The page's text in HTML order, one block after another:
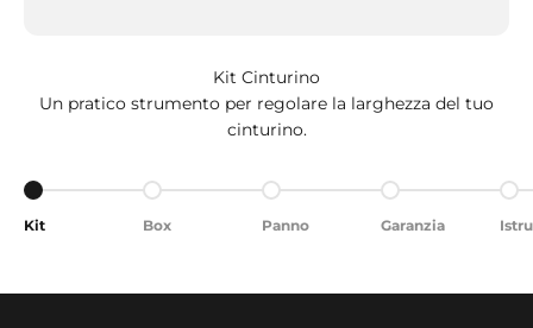
Kit Cinturino
Un pratico strumento per regolare la larghezza del tuo
cinturino.
Aller à l'élément 1
Kit
Aller à l'élément 2
Box
Aller à l'élément 3
Panno
Aller à l'élément 4
Garanzia